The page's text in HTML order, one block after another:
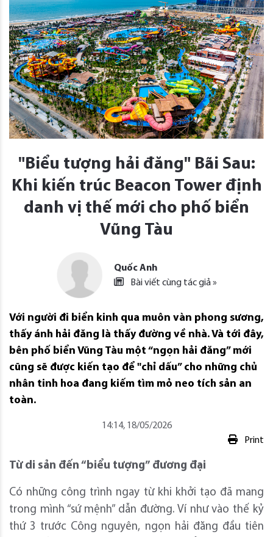
"Biểu tượng hải đăng" Bãi Sau:
Khi kiến trúc Beacon Tower định
danh vị thế mới cho phố biển
Vũng Tàu
Quốc Anh
Bài viết cùng tác giả »
Với người đi biển kinh qua muôn vàn phong sương,
thấy ánh hải đăng là thấy đường về nhà. Và tới đây,
bên phố biển Vũng Tàu một “ngọn hải đăng” mới
cũng sẽ được kiến tạo để "chỉ dấu” cho những chủ
nhân tinh hoa đang kiếm tìm mỏ neo tích sản an
toàn.
14:14, 18/05/2026
Print
Từ di sản đến “biểu tượng” đương đại
Có những công trình ngay từ khi khởi tạo đã mang
trong mình “sứ mệnh” dẫn đường. Ví như vào thế kỷ
thứ 3 trước Công nguyên, ngọn hải đăng đầu tiên